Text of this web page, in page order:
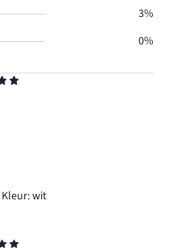
Kleur: wit
3%
0%